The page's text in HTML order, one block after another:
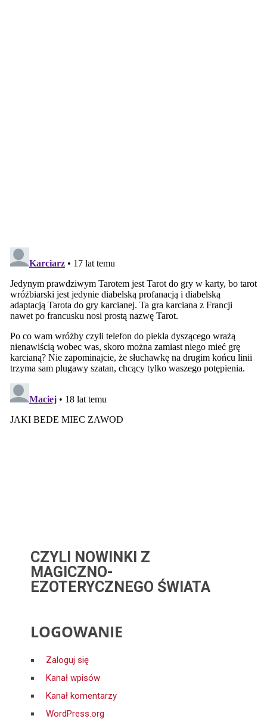
CZYLI NOWINKI Z
MAGICZNO-
EZOTERYCZNEGO ŚWIATA
LOGOWANIE
Zaloguj się
Kanał wpisów
Kanał komentarzy
WordPress.org